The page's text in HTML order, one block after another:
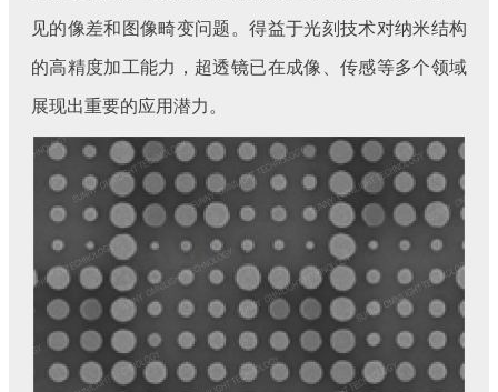
见的像差和图像畸变问题。得益于光刻技术对纳米结构
的高精度加工能力，超透镜已在成像、传感等多个领域
展现出重要的应用潜力。